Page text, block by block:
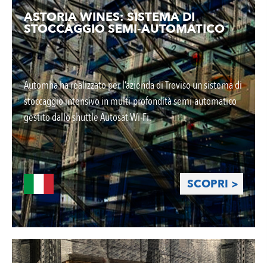
ASTORIA WINES: SISTEMA DI
STOCCAGGIO SEMI-AUTOMATICO
Automha ha realizzato per l’azienda di Treviso un sistema di
stoccaggio intensivo in multi-profondità semi-automatico
gestito dallo shuttle Autosat Wi-Fi.
SCOPRI >